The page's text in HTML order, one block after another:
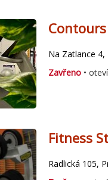
Na Zatlance 4,
Zavřeno •
Fitness
Radlická 105,